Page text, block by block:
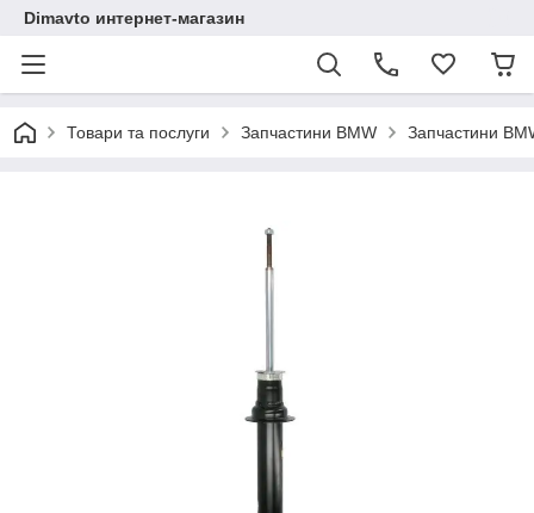
Dimavto интернет-магазин
Товари та послуги Запчастини BMW Запчастини